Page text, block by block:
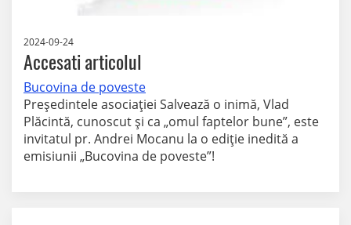
2024-09-24
Accesati articolul
Bucovina de poveste
Președintele asociației Salvează o inimă, Vlad
Plăcintă, cunoscut și ca „omul faptelor bune”, este
invitatul pr. Andrei Mocanu la o ediție inedită a
emisiunii „Bucovina de poveste”!